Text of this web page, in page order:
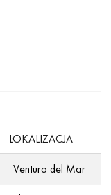
LOKALIZACJA
Ventura del Mar